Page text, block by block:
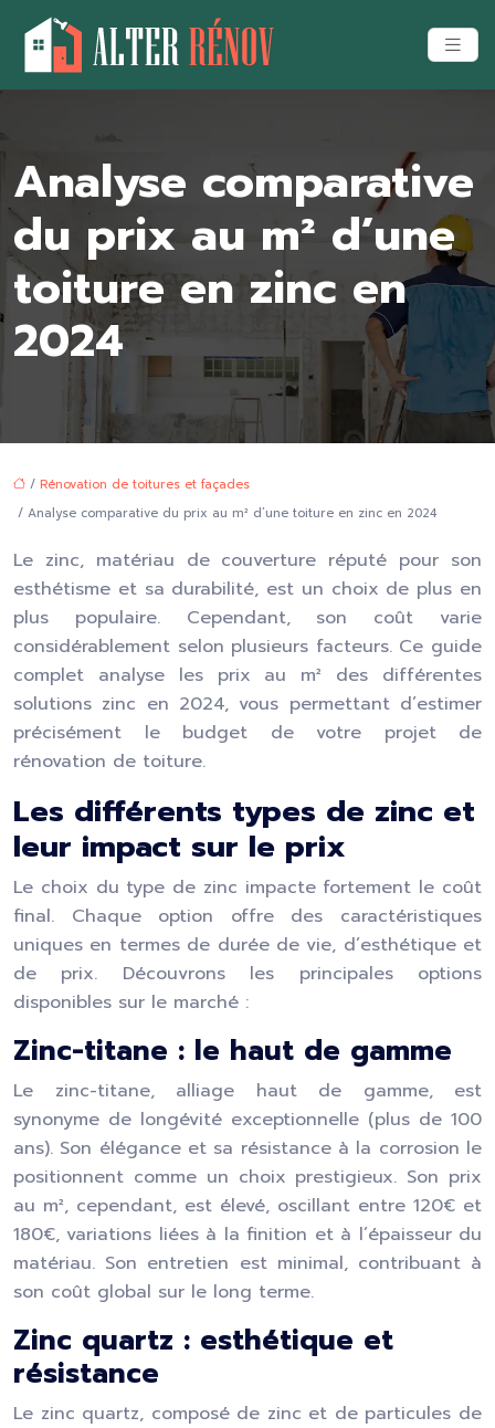
Analyse comparative
du prix au m² d’une
toiture en zinc en
2024
/ Rénovation de toitures et façades
/ Analyse comparative du prix au m² d’une toiture en zinc en 2024
Le zinc, matériau de couverture réputé pour son
esthétisme et sa durabilité, est un choix de plus en
plus populaire. Cependant, son coût varie
considérablement selon plusieurs facteurs. Ce guide
complet analyse les prix au m² des différentes
solutions zinc en 2024, vous permettant d’estimer
précisément le budget de votre projet de
rénovation de toiture.
Les différents types de zinc et
leur impact sur le prix
Le choix du type de zinc impacte fortement le coût
final. Chaque option offre des caractéristiques
uniques en termes de durée de vie, d’esthétique et
de prix. Découvrons les principales options
disponibles sur le marché :
Zinc-titane : le haut de gamme
Le zinc-titane, alliage haut de gamme, est
synonyme de longévité exceptionnelle (plus de 100
ans). Son élégance et sa résistance à la corrosion le
positionnent comme un choix prestigieux. Son prix
au m², cependant, est élevé, oscillant entre 120€ et
180€, variations liées à la finition et à l’épaisseur du
matériau. Son entretien est minimal, contribuant à
son coût global sur le long terme.
Zinc quartz : esthétique et
résistance
Le zinc quartz, composé de zinc et de particules de